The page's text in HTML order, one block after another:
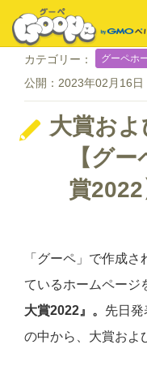
カテゴリー： グーペホ
公開： 2023年02月16日
大賞およ
【グ
賞2022
「グーペ」で作成
ているホームページ
大賞2022』。 先日発
の中から、大賞およ